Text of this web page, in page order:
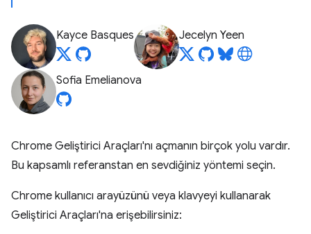
Kayce Basques Jecelyn Yeen
Sofia Emelianova
Chrome Geliştirici Araçları'nı açmanın birçok yolu vardır.
Bu kapsamlı referanstan en sevdiğiniz yöntemi seçin.
Chrome kullanıcı arayüzünü veya klavyeyi kullanarak
Geliştirici Araçları'na erişebilirsiniz: